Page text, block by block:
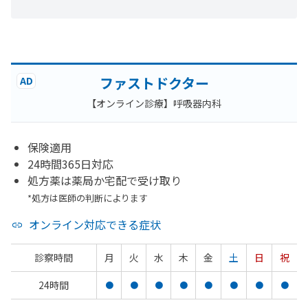
AD ファストドクター
【オンライン診療】呼吸器内科
保険適用
24時間365日対応
処方薬は薬局か宅配で受け取り
*処方は医師の判断によります
オンライン対応できる症状
診察時間 月 火 水 木 金 土 日
祝
24時間
● ● ● ● ● ● ● ●